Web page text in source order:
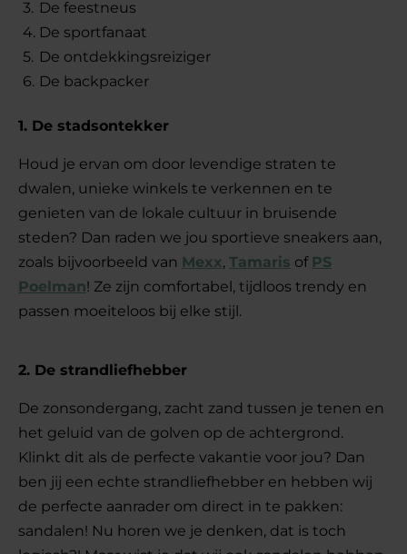
De feestneus
De sportfanaat
De ontdekkingsreiziger
De backpacker
1. De stadsontekker
Houd je ervan om door levendige straten te
dwalen, unieke winkels te verkennen en te
genieten van de lokale cultuur in bruisende
steden? Dan raden we jou sportieve sneakers aan,
zoals bijvoorbeeld van Mexx, Tamaris of PS
Poelman! Ze zijn comfortabel, tijdloos trendy en
passen moeiteloos bij elke stijl.
2. De strandliefhebber
De zonsondergang, zacht zand tussen je tenen en
het geluid van de golven op de achtergrond.
Klinkt dit als de perfecte vakantie voor jou? Dan
ben jij een echte strandliefhebber en hebben wij
de perfecte aanrader om direct in te pakken:
sandalen! Nu horen we je denken, dat is toch